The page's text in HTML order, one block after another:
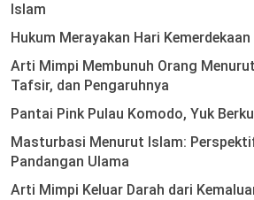
Islam
Hukum Merayakan Hari
Arti Mimpi Membunuh Orang
Tafsir, dan Pengaruhnya
Pantai Pink Pulau Komodo, Yuk
Masturbasi Menurut Islam:
Pandangan Ulama
Arti Mimpi Keluar Darah dari